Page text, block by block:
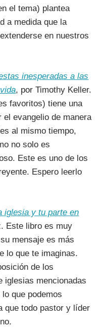
el tema) plantea
a medida que la
en nuestros
inesperadas a las
, por Timothy Keller.
favoritos) tiene una
el evangelio de manera
al mismo tiempo,
no solo es
Este es uno de los
Espero leerlo
iglesia y tu parte en
Este libro es muy
mensaje es más
lo que te imaginas.
de los
iglesias mencionadas
que podemos
que todo pastor y líder